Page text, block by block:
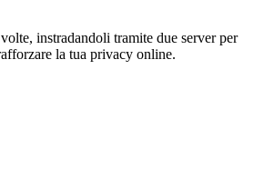
instradandoli tramite due server per
la tua privacy online.